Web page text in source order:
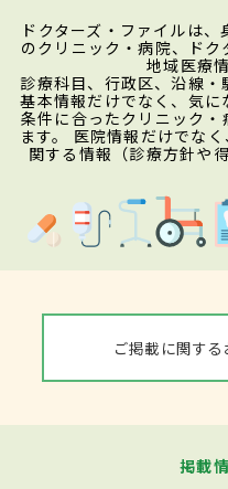
ドクターズ・ファイルは
のクリニック・病院、ド
地域医療
診療科目、行政区、沿線
基本情報だけでなく、気
条件に合ったクリニック
ます。 医院情報だけでな
関する情報（診療方針や
ご掲載に関す
掲載